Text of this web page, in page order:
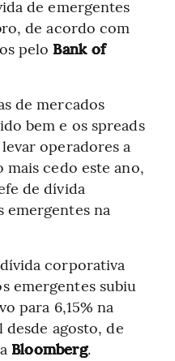
de emergentes
de acordo com
pelo Bank of
de mercados
bem e os spreads
operadores a
cedo este ano,
de dívida
emergentes na
corporativa
emergentes subiu
para 6,15% na
agosto, de
Bloomberg.